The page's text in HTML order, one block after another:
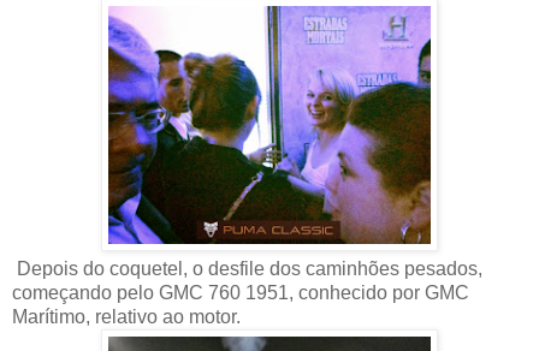
Depois do coquetel, o desfile dos caminhões pesados,
começando pelo GMC 760 1951, conhecido por GMC
Marítimo, relativo ao motor.